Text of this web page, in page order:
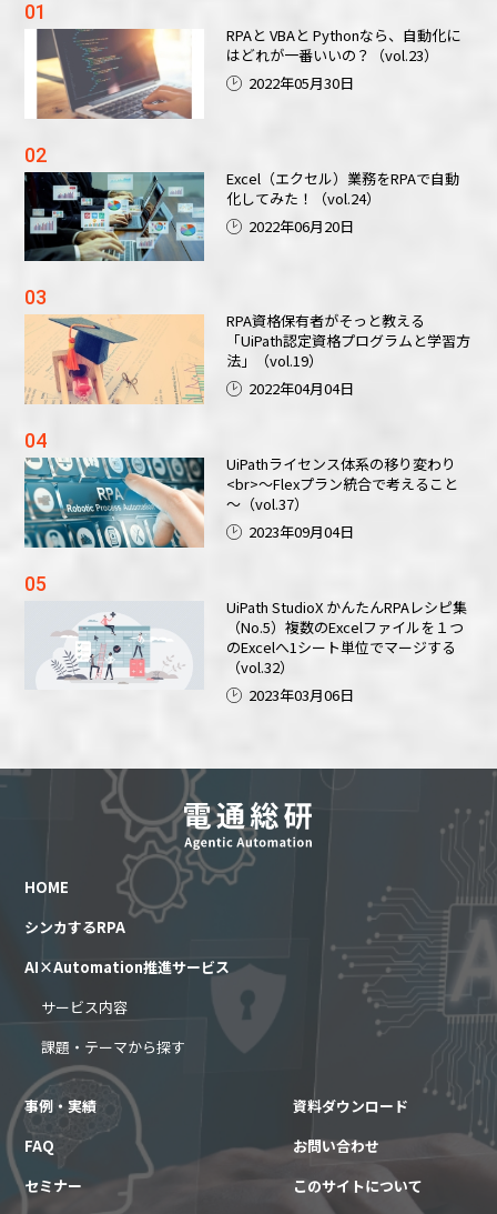
RPAと VBAと Pythonなら、自動化に
はどれが一番いいの？（vol.23）
2022年05月30日
Excel（エクセル）業務をRPAで自動
化してみた！（vol.24）
2022年06月20日
RPA資格保有者がそっと教える
「UiPath認定資格プログラムと学習方
法」（vol.19）
2022年04月04日
UiPathライセンス体系の移り変わり
<br>～Flexプラン統合で考えること
～（vol.37）
2023年09月04日
UiPath StudioX かんたんRPAレシピ集
（No.5）複数のExcelファイルを１つ
のExcelへ1シート単位でマージする
（vol.32）
2023年03月06日
HOME
シンカするRPA
AI×Automation推進サービス
サービス内容
課題・テーマから探す
事例・実績
FAQ
セミナー
資料ダウンロード
お問い合わせ
このサイトについて